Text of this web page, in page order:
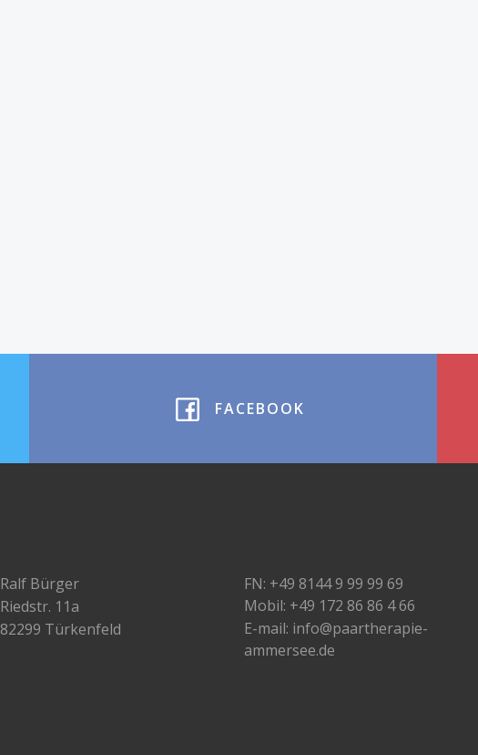
FACEBOOK
Ralf Bürger
Riedstr. 11a
82299 Türkenfeld
FN: +49 8144 9 99 99 69
Mobil: +49 172 86 86 4 66
E-mail: info@paartherapie-
ammersee.de